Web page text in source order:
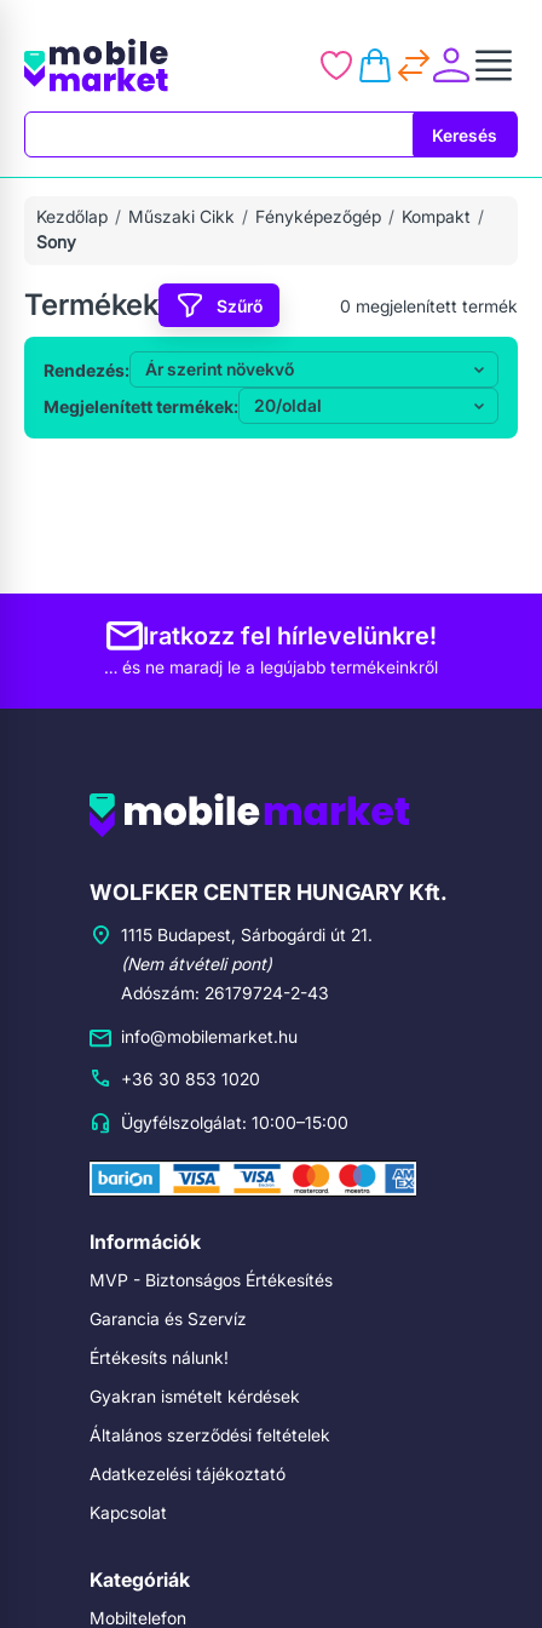
Keresés
Kezdőlap Műszaki Cikk Fényképezőgép
Kompakt
Sony
Termékek Szűrő 0 megjelenített termék
Rendezés:
Megjelenített termékek:
Iratkozz fel hírlevelünkre!
… és ne maradj le a legújabb termékeinkről
Cégadatok
WOLFKER CENTER HUNGARY Kft.
1115 Budapest, Sárbogárdi út 21.
(Nem átvételi pont)
Adószám: 26179724-2-43
info@mobilemarket.hu
+36 30 853 1020
Ügyfélszolgálat: 10:00–15:00
Információk
MVP - Biztonságos Értékesítés
Garancia és Szervíz
Értékesíts nálunk!
Gyakran ismételt kérdések
Általános szerződési feltételek
Adatkezelési tájékoztató
Kapcsolat
Kategóriák
Mobiltelefon